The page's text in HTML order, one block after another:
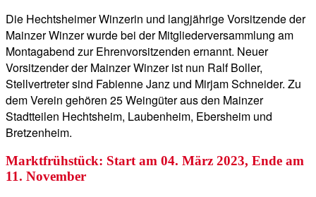
Die Hechtsheimer Winzerin und langjährige Vorsitzende der
Mainzer Winzer wurde bei der Mitgliederversammlung am
Montagabend zur Ehrenvorsitzenden ernannt. Neuer
Vorsitzender der Mainzer Winzer ist nun Ralf Boller,
Stellvertreter sind Fabienne Janz und Mirjam Schneider. Zu
dem Verein gehören 25 Weingüter aus den Mainzer
Stadtteilen Hechtsheim, Laubenheim, Ebersheim und
Bretzenheim.
Marktfrühstück: Start am 04. März 2023, Ende am
11. November